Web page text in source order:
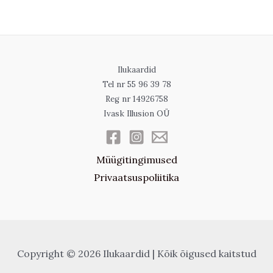
Ilukaardid
Tel nr 55 96 39 78
Reg nr 14926758
Ivask Illusion OÜ
Müügitingimused
Privaatsuspoliitika
Copyright © 2026 Ilukaardid | Kõik õigused kaitstud